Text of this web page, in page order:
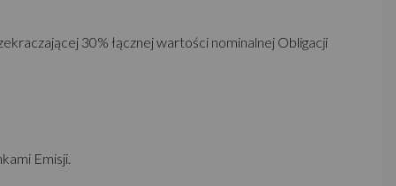
30% łącznej wartości nominalnej Obligacji
Emisji.